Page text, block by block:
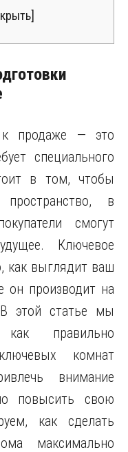
]
к продаже — это
специального
в том, чтобы
пространство, в
смогут
Ключевое
как выглядит ваш
он производит на
этой статье мы
правильно
комнат
внимание
повысить свою
как сделать
максимально